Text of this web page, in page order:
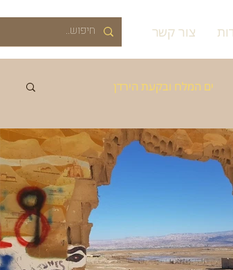
צור קשר
ים המלח ובקעת הירדן
נוספות - בקרוב אביב קיץ
התיישבות